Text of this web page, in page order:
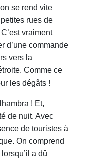
se rend vite
rues de
vraiment
d’une commande
vers la
Comme ce
les dégâts !
! Et,
de nuit. Avec
de touristes à
On comprend
a dû